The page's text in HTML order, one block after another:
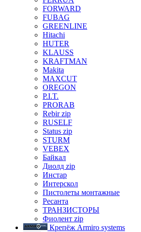
FORWARD
FUBAG
GREENLINE
Hitachi
HUTER
KLAUSS
KRAFTMAN
Makita
MAXCUT
OREGON
P.I.T.
PRORAB
Rebir zip
RUSELF
Status zip
STURM
VEBEX
Байкал
Диолд zip
Инстар
Интерскол
Пистолеты монтажные
Ресанта
ТРАНЗИСТОРЫ
Фиолент zip
Крепёж Armiro systems